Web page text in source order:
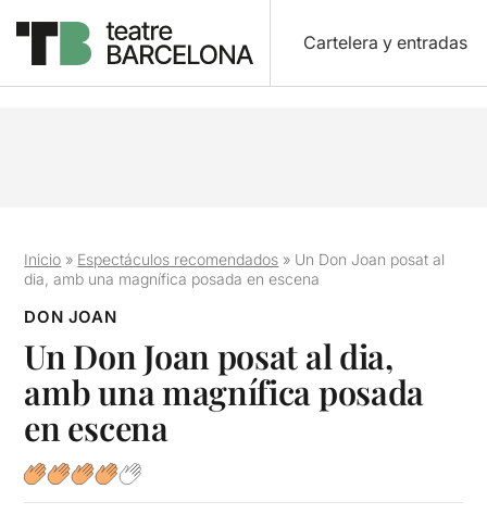
Cartelera y entradas
Inicio » Espectáculos recomendados » Un Don Joan posat al
dia, amb una magnífica posada en escena
DON JOAN
Un Don Joan posat al dia,
amb una magnífica posada
en escena